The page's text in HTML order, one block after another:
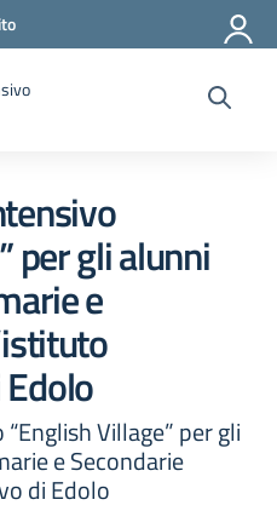
per gli alunni
e
Village” per gli
e Secondarie
di Edolo